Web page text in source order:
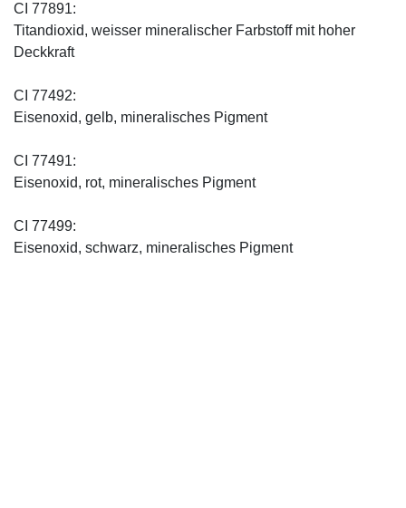
CI 77891:
Titandioxid, weisser mineralischer Farbstoff mit hoher
Deckkraft
CI 77492:
Eisenoxid, gelb, mineralisches Pigment
CI 77491:
Eisenoxid, rot, mineralisches Pigment
CI 77499:
Eisenoxid, schwarz, mineralisches Pigment